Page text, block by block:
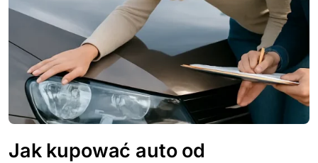
Jak kupować auto od